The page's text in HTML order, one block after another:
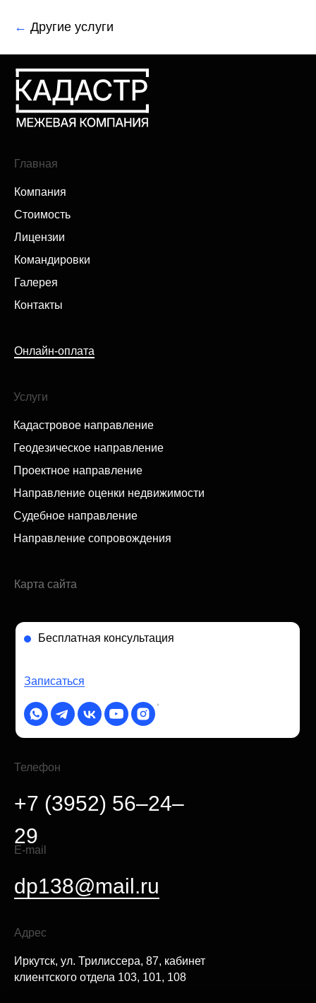
← Другие услуги
Телефон
+7 (3952) 56–24–
29
E-mail
dp138@mail.ru
Адрес
Иркутск, ул. Трилиссера, 87, кабинет
клиентского отдела 103, 101, 108
Главная
Компания
Стоимость
Контакты
Онлайн-оплата
Карта сайта
Галерея
Командировки
Записаться
Бесплатная консультация
Лицензии
Услуги
Кадастровое направление
Геодезическое направление
Направление сопровождения
Судебное направление
Направление оценки недвижимости
Проектное направление
*